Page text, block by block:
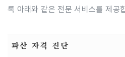
록 아래와 같은 전문 서비스를 제공
파산 자격 진단